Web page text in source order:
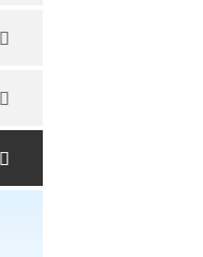


